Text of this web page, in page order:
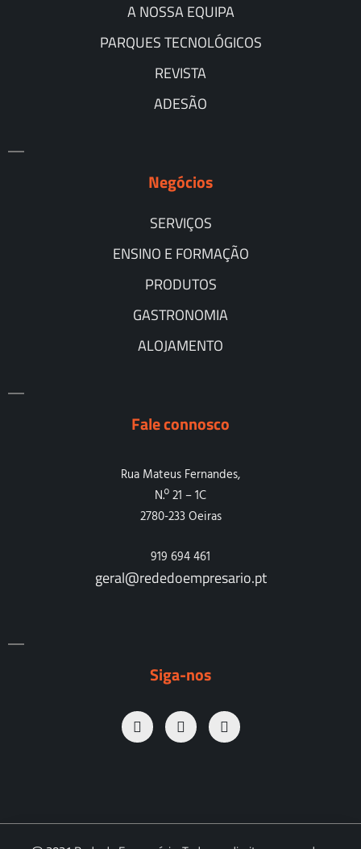
A NOSSA EQUIPA
PARQUES TECNOLÓGICOS
REVISTA
ADESÃO
Negócios
SERVIÇOS
ENSINO E FORMAÇÃO
PRODUTOS
GASTRONOMIA
ALOJAMENTO
Fale connosco
Rua Mateus Fernandes,
N.º 21 – 1C
2780-233 Oeiras
919 694 461
geral@rededoempresario.pt
Siga-nos